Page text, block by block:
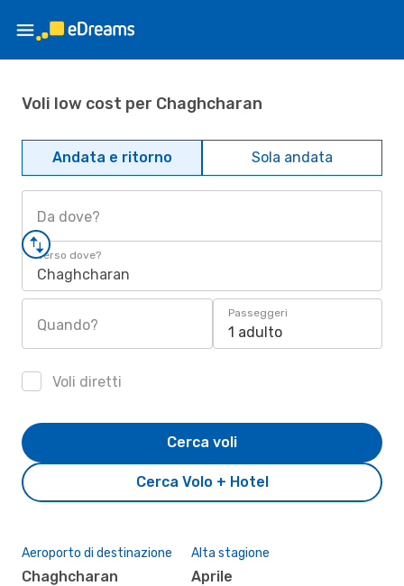
Voli low cost per Chaghcharan
Andata e ritorno Sola andata
Da dove?
Verso dove?
Chaghcharan
Quando?
Passeggeri
1 adulto
Voli diretti
Cerca Volo + Hotel
Cerca voli
Aeroporto di destinazione
Chaghcharan
Alta stagione
aprile